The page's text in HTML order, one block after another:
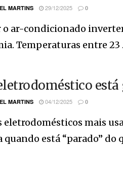
MARTINS 29/12/2025 0
ar-condicionado inverter
Temperaturas entre 23
MARTINS 04/12/2025 0
eletrodomésticos mais
quando está “parado” do